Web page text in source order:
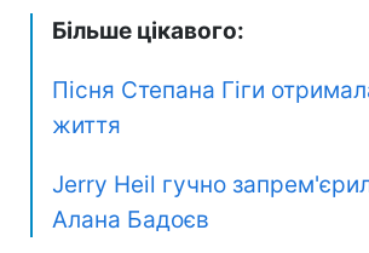
Більше цікавого:
Пісня Степана Гіги
життя
Jerry Heil гучно
Алана Бадоєв